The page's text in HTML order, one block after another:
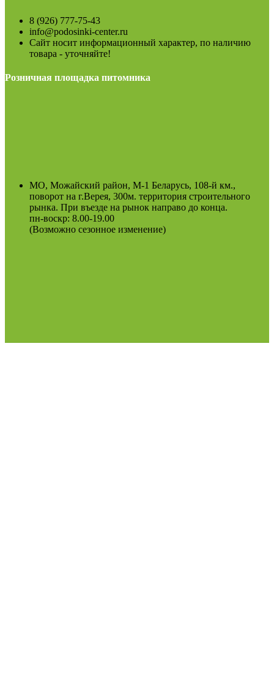
8 (926) 777-75-43
info@podosinki-center.ru
Сайт носит информационный характер, по наличию
товара - уточняйте!
Розничная площадка питомника
МО, Можайский район, М-1 Беларусь, 108-й км.,
поворот на г.Верея, 300м. территория строительного
рынка. При въезде на рынок направо до конца.
пн-воскр: 8.00-19.00
(Возможно сезонное изменение)